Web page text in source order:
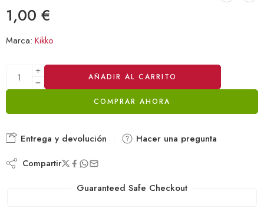
1,00 €
Marca: Kikko
AÑADIR AL CARRITO
COMPRAR AHORA
Alternative:
Entrega y devolución Hacer una pregunta
Compartir
Guaranteed Safe Checkout